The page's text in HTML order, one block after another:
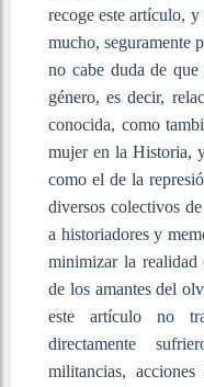
recoge este artículo,
mucho, seguramente
no cabe duda de que
género, es decir,
conocida, como
mujer en la Historia,
como el de la
diversos colectivos
a historiadores y
minimizar la realidad
de los amantes del
este artículo no
directamente
militancias,